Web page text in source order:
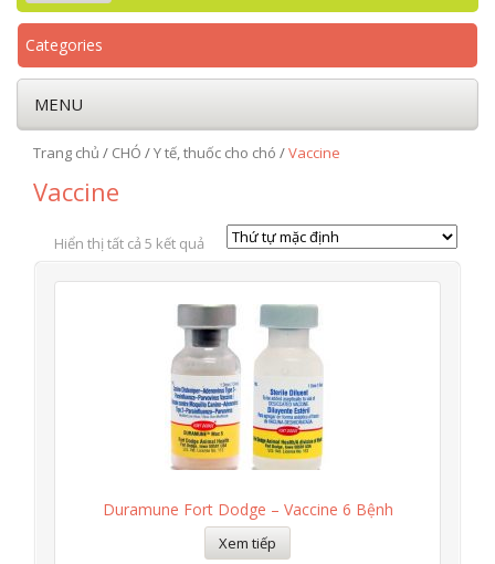
Categories
MENU
Trang chủ / CHÓ /Y tế, thuốc cho chó /Vaccine
Vaccine
Hiển thị tất cả 5 kết quả
Duramune Fort Dodge – Vaccine 6 Bệnh
Xem tiếp